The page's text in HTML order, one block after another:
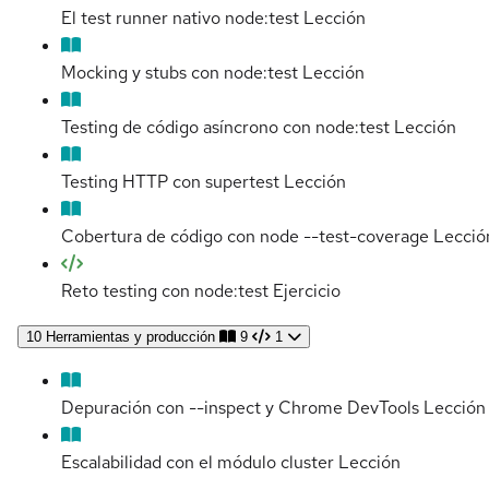
El test runner nativo node:test Lección
Mocking y stubs con node:test Lección
Testing de código asíncrono con node:test Lección
Testing HTTP con supertest Lección
Cobertura de código con node --test-coverage
Reto testing con node:test Ejercicio
10 Herramientas y producción 9 1
Depuración con --inspect y Chrome DevTools Lección
Escalabilidad con el módulo cluster Lección